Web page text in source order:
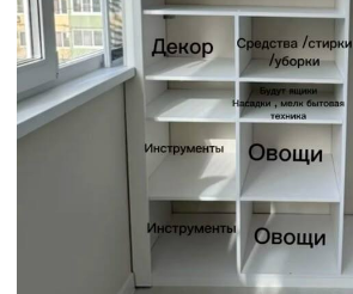
📩 Пришлём в WhatsApp:
✔3 сметы в PDF под ваш балконс
материалами, сроками
Сертификат на 7000₽ на утепление
Ответ мастерана 5 самых важных
вопросов про ремонт